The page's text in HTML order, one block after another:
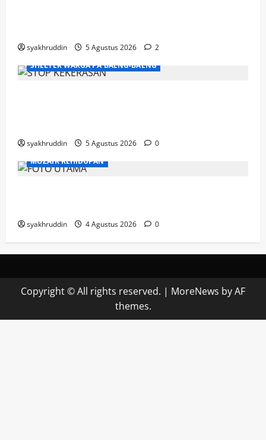
syakhruddin 5 Agustus 2026
2
SHELTER WARGA PA'BAENG-BAENG
syakhruddin 5 Agustus 2026
0
MOZAIK KEHIDUPAN
syakhruddin 4 Agustus 2026 0
Copyright © All rights reserved. | MoreNews by AF
themes.